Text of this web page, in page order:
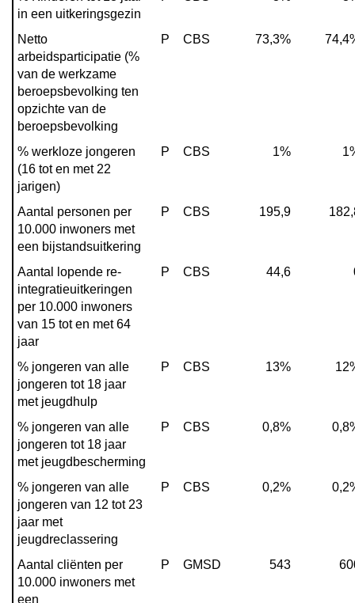
in een uitkeringsgezin
Netto
arbeidsparticipatie (%
van de werkzame
beroepsbevolking ten
opzichte van de
beroepsbevolking
P CBS 73,3%
% werkloze jongeren
(16 tot en met 22
jarigen)
P CBS 1%
Aantal personen per
10.000 inwoners met
een bijstandsuitkering
P CBS 195,9
Aantal lopende re-
integratieuitkeringen
per 10.000 inwoners
van 15 tot en met 64
jaar
P CBS 44,6
% jongeren van alle
jongeren tot 18 jaar
met jeugdhulp
P CBS 13%
% jongeren van alle
jongeren tot 18 jaar
met jeugdbescherming
P CBS 0,8%
% jongeren van alle
jongeren van 12 tot 23
jaar met
jeugdreclassering
P CBS 0,2%
Aantal cliënten per
10.000 inwoners met
een
P GMSD 543